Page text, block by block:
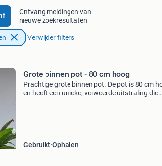
Ontvang meldingen van
nieuwe zoekresultaten
Verwijder filters
Grote binnen pot - 80 cm hoog
Prachtige grote binnen pot. De pot is 80 cm
en heeft een unieke, verweerde uitstraling die
Gebruikt Ophalen